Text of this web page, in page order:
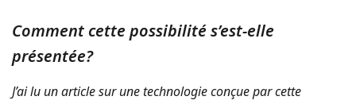
Comment cette possibilité s’est-elle
présentée?
J’ai lu un article sur une technologie conçue par cette